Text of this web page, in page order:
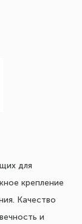
для
крепление
Качество
и